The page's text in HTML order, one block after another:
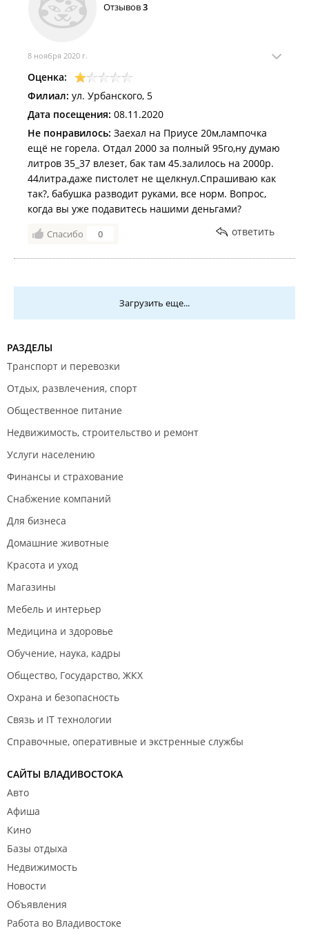
Отзывов3
8 ноября 2020 г.
Оценка:
Филиал: ул. Урбанского, 5
Дата посещения: 08.11.2020
Не понравилось: Заехал на Приусе 20м,лампочка
ещё не горела. Отдал 2000 за полный 95го,ну думаю
литров 35_37 влезет, бак там 45.залилось на 2000р.
44литра,даже пистолет не щелкнул.Спрашиваю как
так?, бабушка разводит руками, все норм. Вопрос,
когда вы уже подавитесь нашими деньгами?
Спасибо 0 ответить
Загрузить еще...
РАЗДЕЛЫ
Транспорт и перевозки
Отдых, развлечения, спорт
Общественное питание
Недвижимость, строительство и ремонт
Услуги населению
Финансы и страхование
Снабжение компаний
Для бизнеса
Домашние животные
Красота и уход
Магазины
Мебель и интерьер
Медицина и здоровье
Обучение, наука, кадры
Общество, Государство, ЖКХ
Охрана и безопасность
Связь и IT технологии
Справочные, оперативные и экстренные службы
САЙТЫ ВЛАДИВОСТОКА
Авто
Афиша
Кино
Базы отдыха
Недвижимость
Новости
Объявления
Работа во Владивостоке